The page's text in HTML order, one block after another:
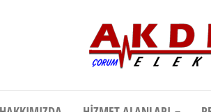
Elektronik